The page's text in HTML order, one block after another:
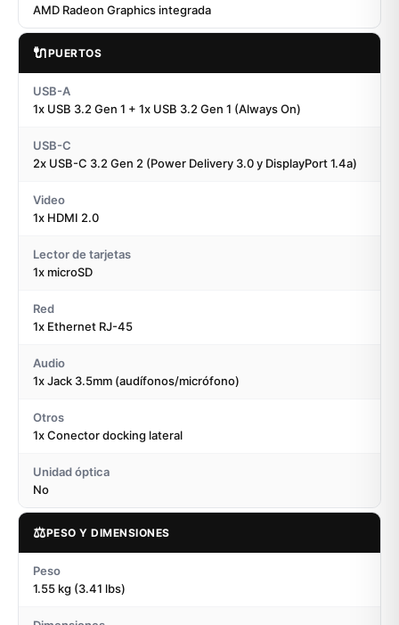
AMD Radeon Graphics integrada
🔌PUERTOS
USB-A
1x USB 3.2 Gen 1 + 1x USB 3.2 Gen 1 (Always On)
USB-C
2x USB-C 3.2 Gen 2 (Power Delivery 3.0 y DisplayPort 1.4a)
Video
1x HDMI 2.0
Lector de tarjetas
1x microSD
Red
1x Ethernet RJ-45
Audio
1x Jack 3.5mm (audífonos/micrófono)
Otros
1x Conector docking lateral
Unidad óptica
No
⚖️PESO Y DIMENSIONES
Peso
1.55 kg (3.41 lbs)